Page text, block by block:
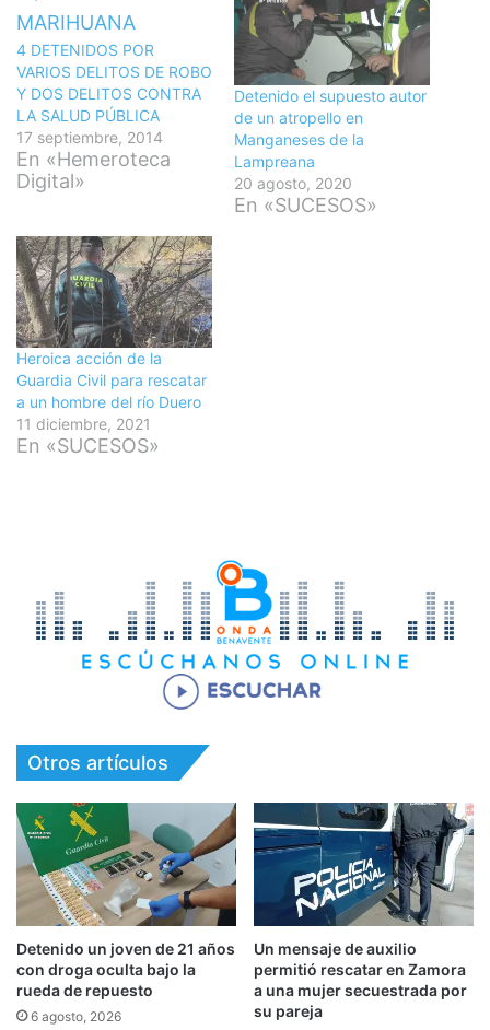
4 DETENIDOS POR
VARIOS DELITOS DE ROBO
Y DOS DELITOS CONTRA
LA SALUD PÚBLICA
17 septiembre, 2014
En «Hemeroteca
Digital»
​Detenido el supuesto autor
de un atropello en
Manganeses de la
Lampreana
20 agosto, 2020
En «SUCESOS»
Heroica acción de la
Guardia Civil para rescatar
a un hombre del río Duero
11 diciembre, 2021
En «SUCESOS»
Otros artículos
Detenido un joven de 21 años
con droga oculta bajo la
rueda de repuesto
6 agosto, 2026
Un mensaje de auxilio
permitió rescatar en Zamora
a una mujer secuestrada por
su pareja